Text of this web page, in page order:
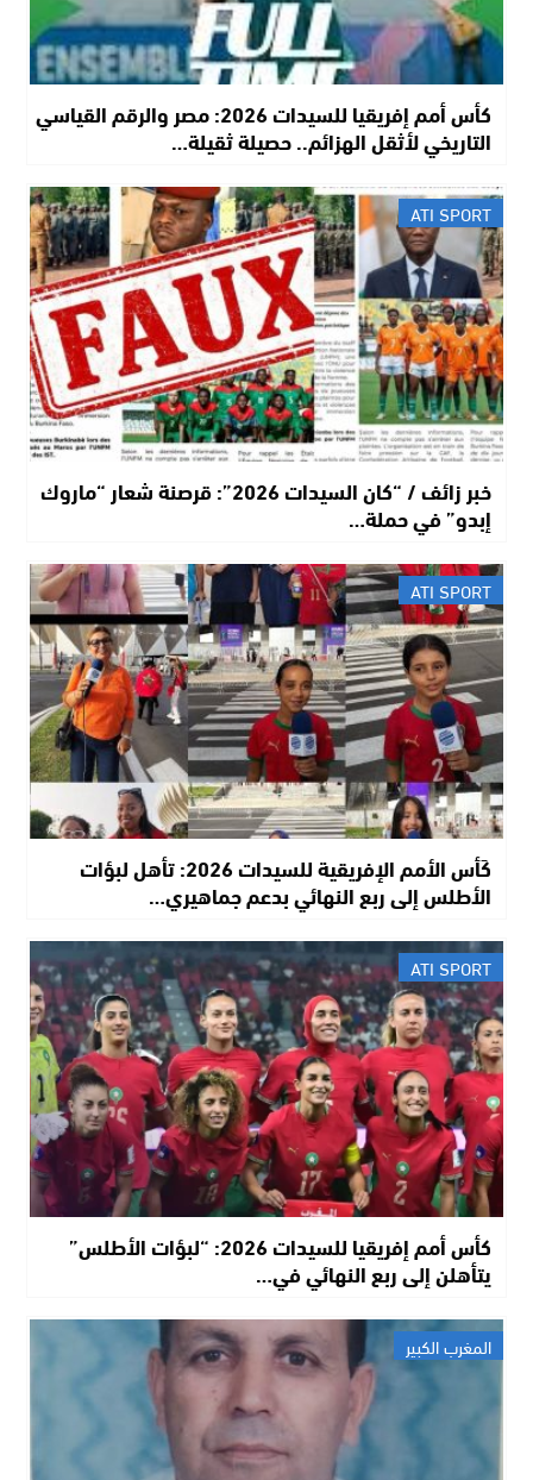
كأس أمم إفريقيا للسيدات 2026: مصر والرقم القياسي
التاريخي لأثقل الهزائم.. حصيلة ثقيلة…
ATI SPORT
خبر زائف / “كان السيدات 2026”: قرصنة شعار “ماروك
إبدو” في حملة…
ATI SPORT
كَأس الأمم الإفريقية للسيدات 2026: تأهل لبؤات
الأطلس إلى ربع النهائي بدعم جماهيري…
ATI SPORT
كأس أمم إفريقيا للسيدات 2026: “لبؤات الأطلس”
يتأهلن إلى ربع النهائي في…
المغرب الكبير